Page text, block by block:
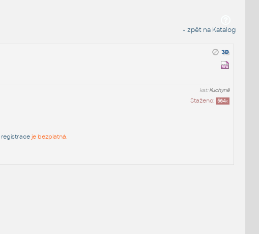
« zpět na Katalog
kat:Kuchyně
Staženo: 564x
registraceje bezplatná.